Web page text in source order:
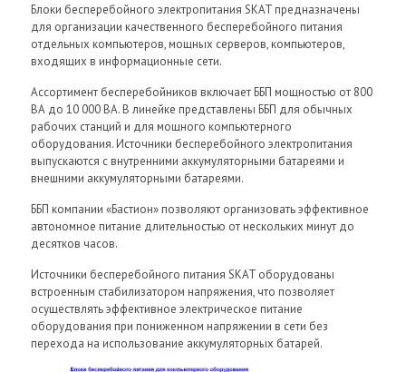
Блоки бесперебойного электропитания SKAT предназначены
для организации качественного бесперебойного питания
отдельных компьютеров, мощных серверов, компьютеров,
входящих в информационные сети.
Ассортимент бесперебойников включает ББП мощностью от 800
ВА до 10 000 ВА. В линейке представлены ББП для обычных
рабочих станций и для мощного компьютерного
оборудования. Источники бесперебойного электропитания
выпускаются с внутренними аккумуляторными батареями и
внешними аккумуляторными батареями.
ББП компании «Бастион» позволяют организовать эффективное
автономное питание длительностью от нескольких минут до
десятков часов.
Источники бесперебойного питания SKAT оборудованы
встроенным стабилизатором напряжения, что позволяет
осуществлять эффективное электрическое питание
оборудования при пониженном напряжении в сети без
перехода на использование аккумуляторных батарей.